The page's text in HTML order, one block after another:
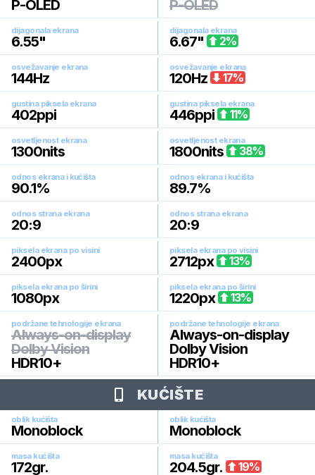
P-OLED P-OLED
dijagonala ekrana
6.55"
dijagonala ekrana
6.67" 2%
osvežavanje ekrana
144Hz
osvežavanje ekrana
120Hz 17%
gustina piksela ekrana
402ppi
gustina piksela ekrana
446ppi 11%
osvetljenost ekrana
1300nits
osvetljenost ekrana
1800nits 38%
odnos ekrana i kućišta
90.1%
odnos ekrana i kućišta
89.7%
odnos strana ekrana
20:9
odnos strana ekrana
20:9
piksela ekrana po visini
2400px
piksela ekrana po visini
2712px 13%
piksela ekrana po širini
1080px
piksela ekrana po širini
1220px 13%
podržane tehnologije ekrana
Always-on-display
Dolby Vision
HDR10+
podržane tehnologije ekrana
Always-on-display
Dolby Vision
HDR10+
KUĆIŠTE
oblik kućišta
Monoblock
oblik kućišta
Monoblock
masa kućišta
172gr.
masa kućišta
204.5gr. 19%